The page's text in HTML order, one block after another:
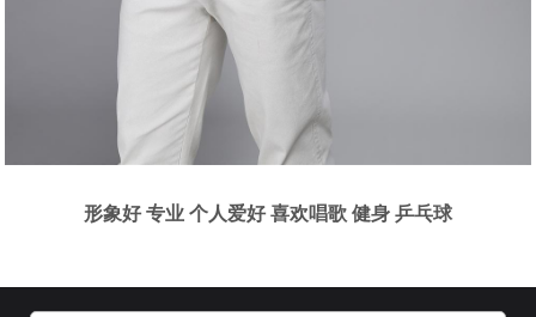
形象好 专业 个人爱好 喜欢唱歌 健身 乒乓球